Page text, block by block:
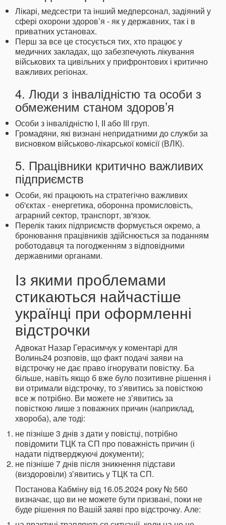
Лікарі, медсестри та інший медперсонал, задіяний у
сфері охорони здоров’я - як у державних, так і в
приватних установах.
Перш за все це стосується тих, хто працює у
медичних закладах, що забезпечують лікування
військових та цивільних у прифронтових і критично
важливих регіонах.
4. Люди з інвалідністю та особи з
обмеженим станом здоров’я
Особи з інвалідністю І, ІІ або ІІІ груп.
Громадяни, які визнані непридатними до служби за
висновком військово-лікарської комісії (ВЛК).
5. Працівники критично важливих
підприємств
Особи, які працюють на стратегічно важливих
об'єктах - енергетика, оборонна промисловість,
аграрний сектор, транспорт, зв'язок.
Перелік таких підприємств формується окремо, а
бронювання працівників здійснюється за поданням
роботодавця та погодженням з відповідними
державними органами.
Із якими проблемами
стикаються найчастіше
українці при оформленні
відстрочки
Адвокат Назар Герасимчук у коментарі для
Волинь24 розповів, що факт подачі заяви на
відстрочку не дає право ігнорувати повістку. Ба
більше, навіть якщо б вже було позитивне рішення і
ви отримали відстрочку, то зʼявитись за повісткою
все ж потрібно. Ви можете не зʼявитись за
повісткою лише з поважних причин (наприклад,
хвороба), але тоді:
не пізніше 3 днів з дати у повістці, потрібно
повідомити ТЦК та СП про поважність причин (і
надати підтверджуючі документи);
не пізніше 7 днів після зникнення підстави
(виздоровіли) зʼявитись у ТЦК та СП.
Постанова Кабміну від 16.05.2024 року № 560
визначає, що ви не можете бути призвані, поки не
буде рішення по Вашій заяві про відстрочку. Але: